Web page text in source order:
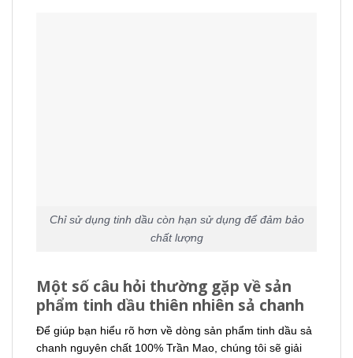
Chỉ sử dụng tinh dầu còn hạn sử dụng để đảm bảo
chất lượng
Một số câu hỏi thường gặp về sản
phẩm tinh dầu thiên nhiên sả chanh
Để giúp bạn hiểu rõ hơn về dòng sản phẩm tinh dầu sả
chanh nguyên chất 100% Trần Mao, chúng tôi sẽ giải